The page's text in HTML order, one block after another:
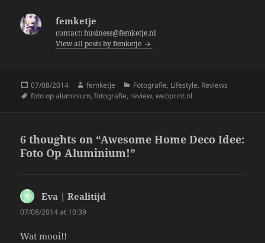
femketje
contact: business@femketje.nl
View all posts by femketje
Posted
on
07/08/2014 Author
femketje Categories
Fotografie, Lifestyle, Reviews
Tags
foto op aluminium,fotografie, review,webprint.nl
6 thoughts on “Awesome Home Deco Idee:
Foto Op Aluminium!”
Eva | Realitijd
07/08/2014 at 10:39
Wat mooi!!